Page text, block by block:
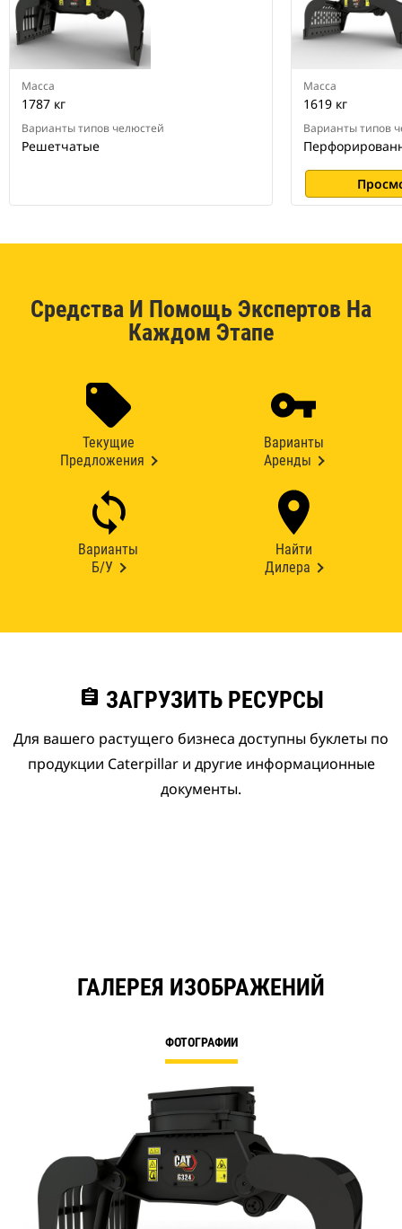
Масса
1787 кг
Варианты типов челюстей
Решетчатые
Масса
1619 кг
Варианты типов
Средства И Помощь Экспертов На
Каждом Этапе
Текущие
Предложения
Варианты
Аренды
Варианты
Б/У
Найти
Дилера
assignment ЗАГРУЗИТЬ РЕСУРСЫ
Для вашего растущего бизнеса доступны буклеты по
продукции Caterpillar и другие информационные
документы.
ГАЛЕРЕЯ ИЗОБРАЖЕНИЙ
ФОТОГРАФИИ